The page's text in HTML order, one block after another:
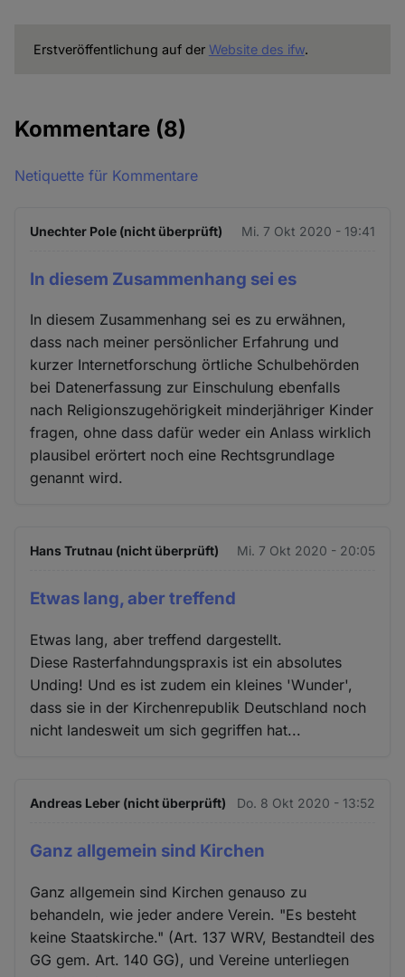
Erstveröffentlichung auf der Website des ifw.
Kommentare (8)
Netiquette für Kommentare
Unechter Pole (nicht überprüft) Mi. 7 Okt 2020 - 19:41
In diesem Zusammenhang sei es
In diesem Zusammenhang sei es zu erwähnen,
dass nach meiner persönlicher Erfahrung und
kurzer Internetforschung örtliche Schulbehörden
bei Datenerfassung zur Einschulung ebenfalls
nach Religionszugehörigkeit minderjähriger Kinder
fragen, ohne dass dafür weder ein Anlass wirklich
plausibel erörtert noch eine Rechtsgrundlage
genannt wird.
Hans Trutnau (nicht überprüft) Mi. 7 Okt 2020 - 20:05
Etwas lang, aber treffend
Etwas lang, aber treffend dargestellt.
Diese Rasterfahndungspraxis ist ein absolutes
Unding! Und es ist zudem ein kleines 'Wunder',
dass sie in der Kirchenrepublik Deutschland noch
nicht landesweit um sich gegriffen hat...
Andreas Leber (nicht überprüft) Do. 8 Okt 2020 - 13:52
Ganz allgemein sind Kirchen
Ganz allgemein sind Kirchen genauso zu
behandeln, wie jeder andere Verein. "Es besteht
keine Staatskirche." (Art. 137 WRV, Bestandteil des
GG gem. Art. 140 GG), und Vereine unterliegen